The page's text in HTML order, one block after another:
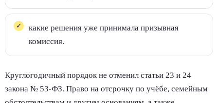
какие решения уже принимала призывная
комиссия.
Круглогодичный порядок не отменил статьи 23 и 24
закона № 53-ФЗ. Право на отсрочку по учёбе, семейным